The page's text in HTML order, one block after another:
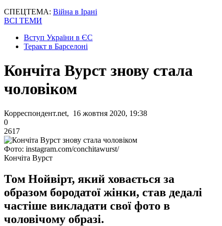
СПЕЦТЕМА: Війна в Ірані
ВСІ ТЕМИ
Вступ України в ЄС
Теракт в Барселоні
Кончіта Вурст знову стала
чоловіком
Корреспондент.net, 16 жовтня 2020, 19:38
0
2617
Фото: instagram.com/conchitawurst/
Кончіта Вурст
Том Нойвірт, який ховається за
образом бородатої жінки, став дедалі
частіше викладати свої фото в
чоловічому образі.